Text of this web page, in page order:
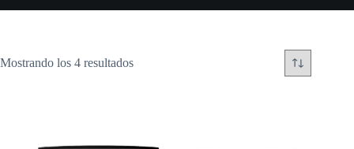
Mostrando los 4 resultados